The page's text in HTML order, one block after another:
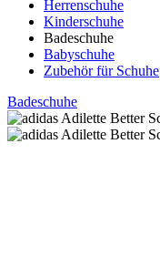
Herrenschuhe
Kinderschuhe
Badeschuhe
Babyschuhe
Zubehör für Schuhe
Badeschuhe